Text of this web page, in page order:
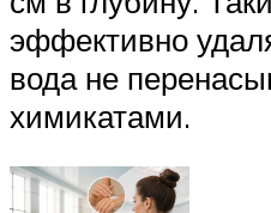
эффективно
вода не
химикатами.